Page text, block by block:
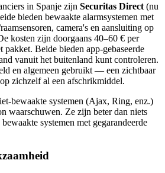
in Spanje zijn Securitas Direct (nu
bieden bewaakte alarmsystemen met
camera's en aansluiting op
kosten zijn doorgaans 40–60 € per
Beide bieden app-gebaseerde
vanuit het buitenland kunt controleren.
en algemeen gebruikt — een zichtbaar
zichzelf al een afschrikmiddel.
bewaakte systemen (Ajax, Ring, enz.)
waarschuwen. Ze zijn beter dan niets
systemen met gegarandeerde